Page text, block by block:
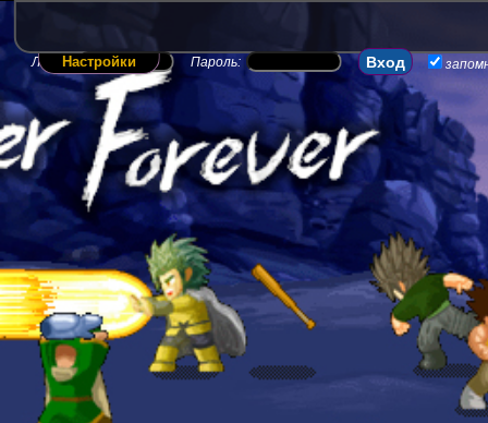
Логин: Пароль:
Настройки